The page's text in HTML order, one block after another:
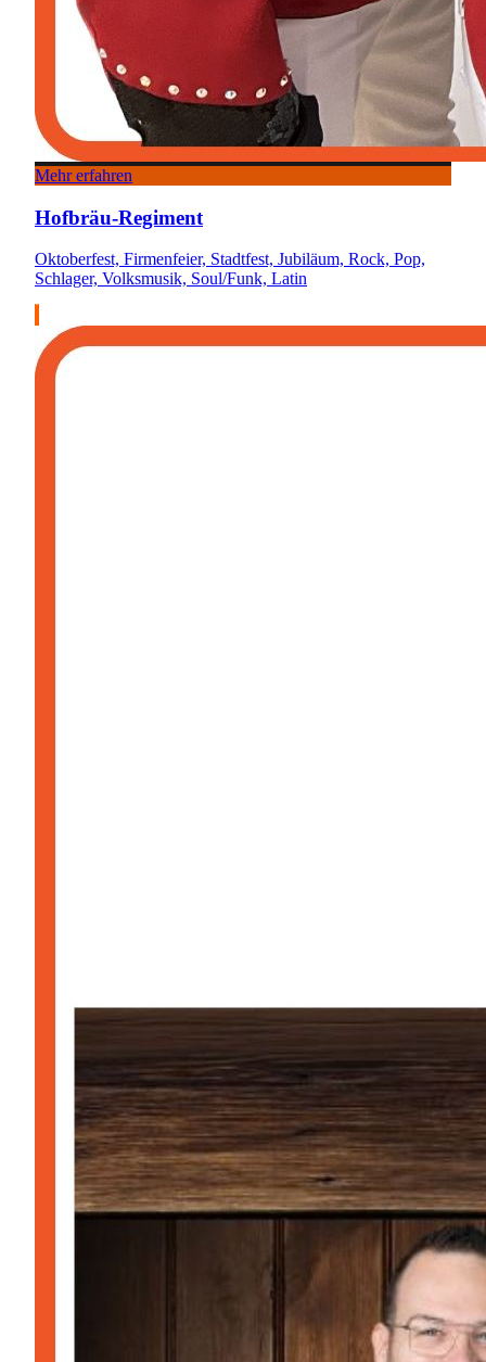
Mehr erfahren
Hofbräu-Regiment
Oktoberfest, Firmenfeier, Stadtfest, Jubiläum, Rock, Pop,
Schlager, Volksmusik, Soul/Funk, Latin